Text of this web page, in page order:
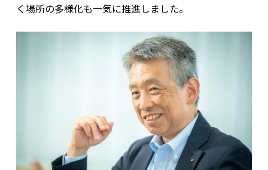
く場所の多様化も一気に推進しました。